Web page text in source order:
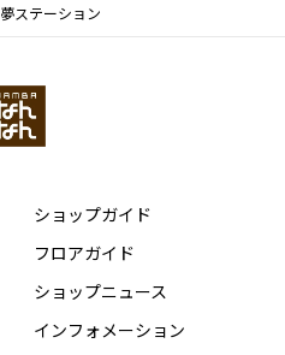
夢ステーション
ショップガイド
フロアガイド
ショップニュース
インフォメーション